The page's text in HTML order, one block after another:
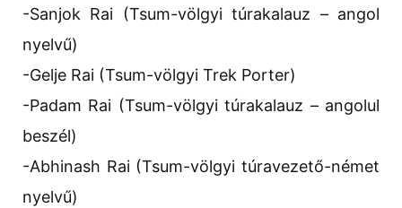
-Sanjok Rai (Tsum-völgyi túrakalauz – angol
nyelvű)
-Gelje Rai (Tsum-völgyi Trek Porter)
-Padam Rai (Tsum-völgyi túrakalauz – angolul
beszél)
-Abhinash Rai (Tsum-völgyi túravezető-német
nyelvű)